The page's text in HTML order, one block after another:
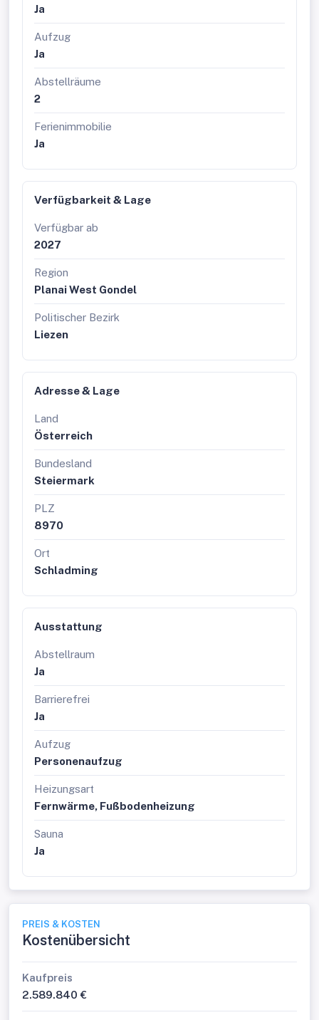
gefragte Lage direkt an der Gondel
starke Winter- und Sommernachfrage
hochwertige Neubausubstanz
begrenztes Angebot in vergleichbarer Lage
Tourismusregion
direktem Zugang zur Berginfrastruktur selten. Die
Kombination aus Neubauqualität, Planai-Nähe und
touristischer Nutzbarkeit macht die Alpine Residence
Planai West zu einer außergewöhnlichen Gelegenheit in
Schladming.
Sichern Sie sich eine der seltenen Neubau-Einheiten in
unmittelbarer Planai-West-Lage. Ob als privater
Rückzugsort in den Bergen oder renditeorientiertes
Investment mit touristischer Vermietung: Die Alpine
Residence Planai West verbindet Lage, Qualität und
Nutzungspotenzial auf außergewöhnliche Weise.
Gerne übermitteln wir Ihnen die vollständigen
Grundrisse, die aktuelle Preisliste,
Ja
Aufzug
Ja
Abstellräume
2
Ferienimmobilie
Ja
Verfügbarkeit & Lage
Verfügbar ab
2027
Region
Planai West Gondel
Politischer Bezirk
Liezen
Adresse & Lage
Land
Österreich
Bundesland
Steiermark
PLZ
8970
Ort
Schladming
Ausstattung
Abstellraum
Ja
Barrierefrei
Ja
Aufzug
Personenaufzug
Heizungsart
Fernwärme, Fußbodenheizung
Sauna
Ja
PREIS & KOSTEN
Kostenübersicht
Kaufpreis
2.589.840 €